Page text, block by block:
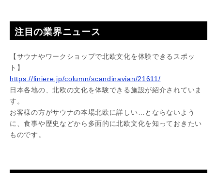
注目の業界ニュース
【サウナやワークショップで北欧文化を体験できるスポッ
ト】
https://liniere.jp/column/scandinavian/21611/
日本各地の、北欧の文化を体験できる施設が紹介されていま
す。
お客様の方がサウナの本場北欧に詳しい…とならないよう
に、食事や歴史などから多面的に北欧文化を知っておきたい
ものです。